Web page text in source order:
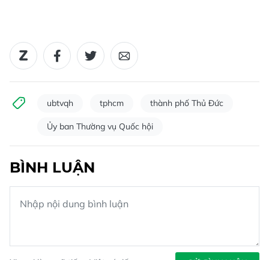
ubtvqh tphcm thành phố Thủ Đức
Ủy ban Thường vụ Quốc hội
BÌNH LUẬN